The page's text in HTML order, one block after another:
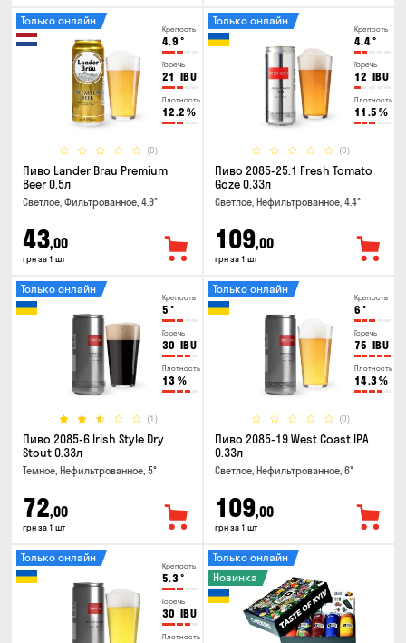
Крепость
4.9 °
Горечь
21 IBU
Плотность
12.2 %
(0)
Только онлайн
Пиво Lander Brau Premium
Beer 0.5л
Светлое, Фильтрованное, 4.9°
43,00
грн за 1 шт
Крепость
4.4°
Горечь
12 IBU
Плотность
11.5 %
(0)
Только онлайн
Пиво 2085-25.1 Fresh Tomato
Goze 0.33л
Светлое, Нефильтрованное, 4.4°
109,00
грн за 1 шт
Крепость
5 °
Горечь
30 IBU
Плотность
13 %
(1)
Только онлайн
Пиво 2085-6 Irish Style Dry
Stout 0.33л
Темное, Нефильтрованное, 5°
72,00
грн за 1 шт
Крепость
6 °
Горечь
75 IBU
Плотность
14.3%
(0)
Только онлайн
Пиво 2085-19 West Coast IPA
0.33л
Светлое, Нефильтрованное, 6°
109,00
грн за 1 шт
Крепость
5.3°
Горечь
30 IBU
Плотность
Только онлайн
Только онлайн
Новинка